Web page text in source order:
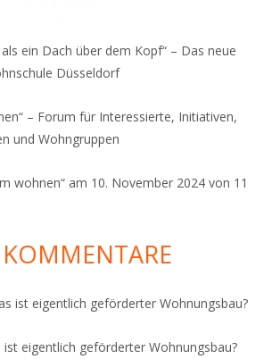
ein Dach über dem Kopf“ – Das neue
Düsseldorf
– Forum für Interessierte, Initiativen,
und Wohngruppen
wohnen“ am 10. November 2024 von 11
KOMMENTARE
ist eigentlich geförderter Wohnungsbau?
ist eigentlich geförderter Wohnungsbau?